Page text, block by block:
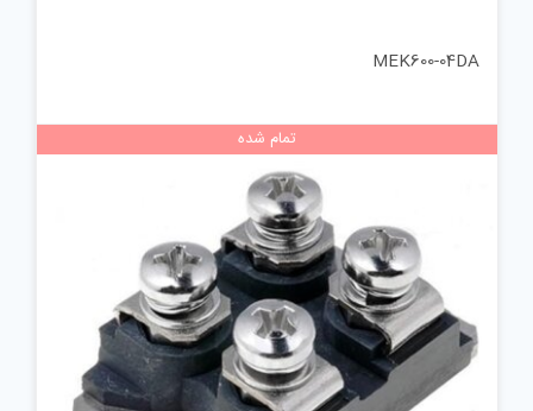
MEK600-04DA
تمام شده